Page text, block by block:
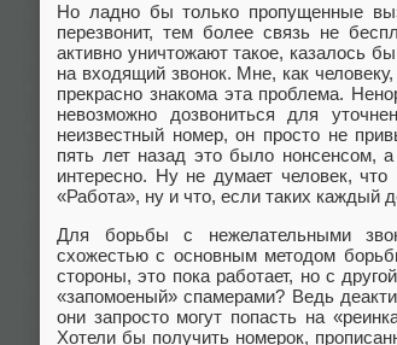
Но ладно бы только пропущенные
перезвонит, тем более связь не
активно уничтожают такое, казалось
на входящий звонок. Мне, как
прекрасно знакома эта проблема.
невозможно дозвониться для
неизвестный номер, он просто не
пять лет назад это было нонсенсом,
интересно. Ну не думает человек,
«Работа», ну и что, если таких каждый
Для борьбы с нежелательными
схожестью с основным методом
стороны, это пока работает, но с
«запомоеный» спамерами? Ведь
они запросто могут попасть на
Хотели бы получить номерок,